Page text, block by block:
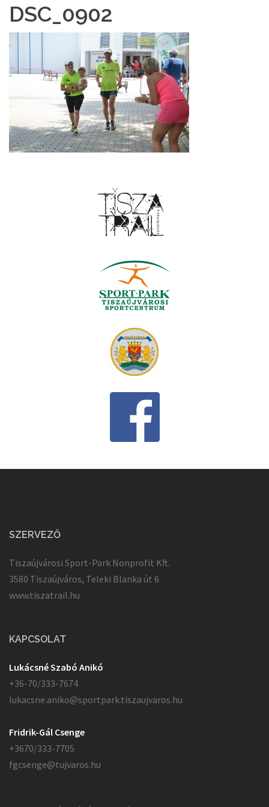
DSC_0902
SZERVEZŐ
Tiszaújvárosi Sport-Park Nonprofit Kft.
3580 Tiszaújváros, Teleki Blanka út 6.
www.tiszatrail.hu
KAPCSOLAT
Lukácsné Szabó Anikó
+36-70/333-7674
lukacsne.aniko@sportpark.tiszaujvaros.hu
Fridrik-Gál Csenge
+3670/333-7705
fgcsenge@tujvaros.hu